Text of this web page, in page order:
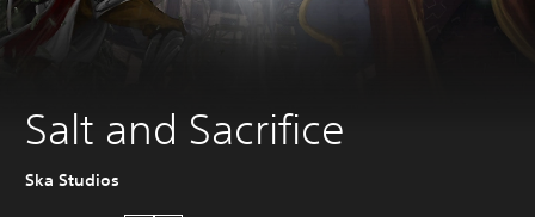
Salt and Sacrifice
Ska Studios